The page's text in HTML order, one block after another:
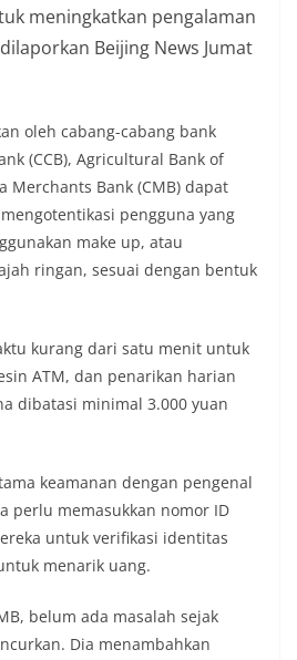
meningkatkan pengalaman
Beijing News Jumat
oleh cabang-cabang bank
(CCB), Agricultural Bank of
Merchants Bank (CMB) dapat
pengguna yang
make up, atau
ringan, sesuai dengan bentuk
kurang dari satu menit untuk
ATM, dan penarikan harian
dibatasi minimal 3.000 yuan
keamanan dengan pengenal
perlu memasukkan nomor ID
untuk verifikasi identitas
menarik uang.
belum ada masalah sejak
Dia menambahkan